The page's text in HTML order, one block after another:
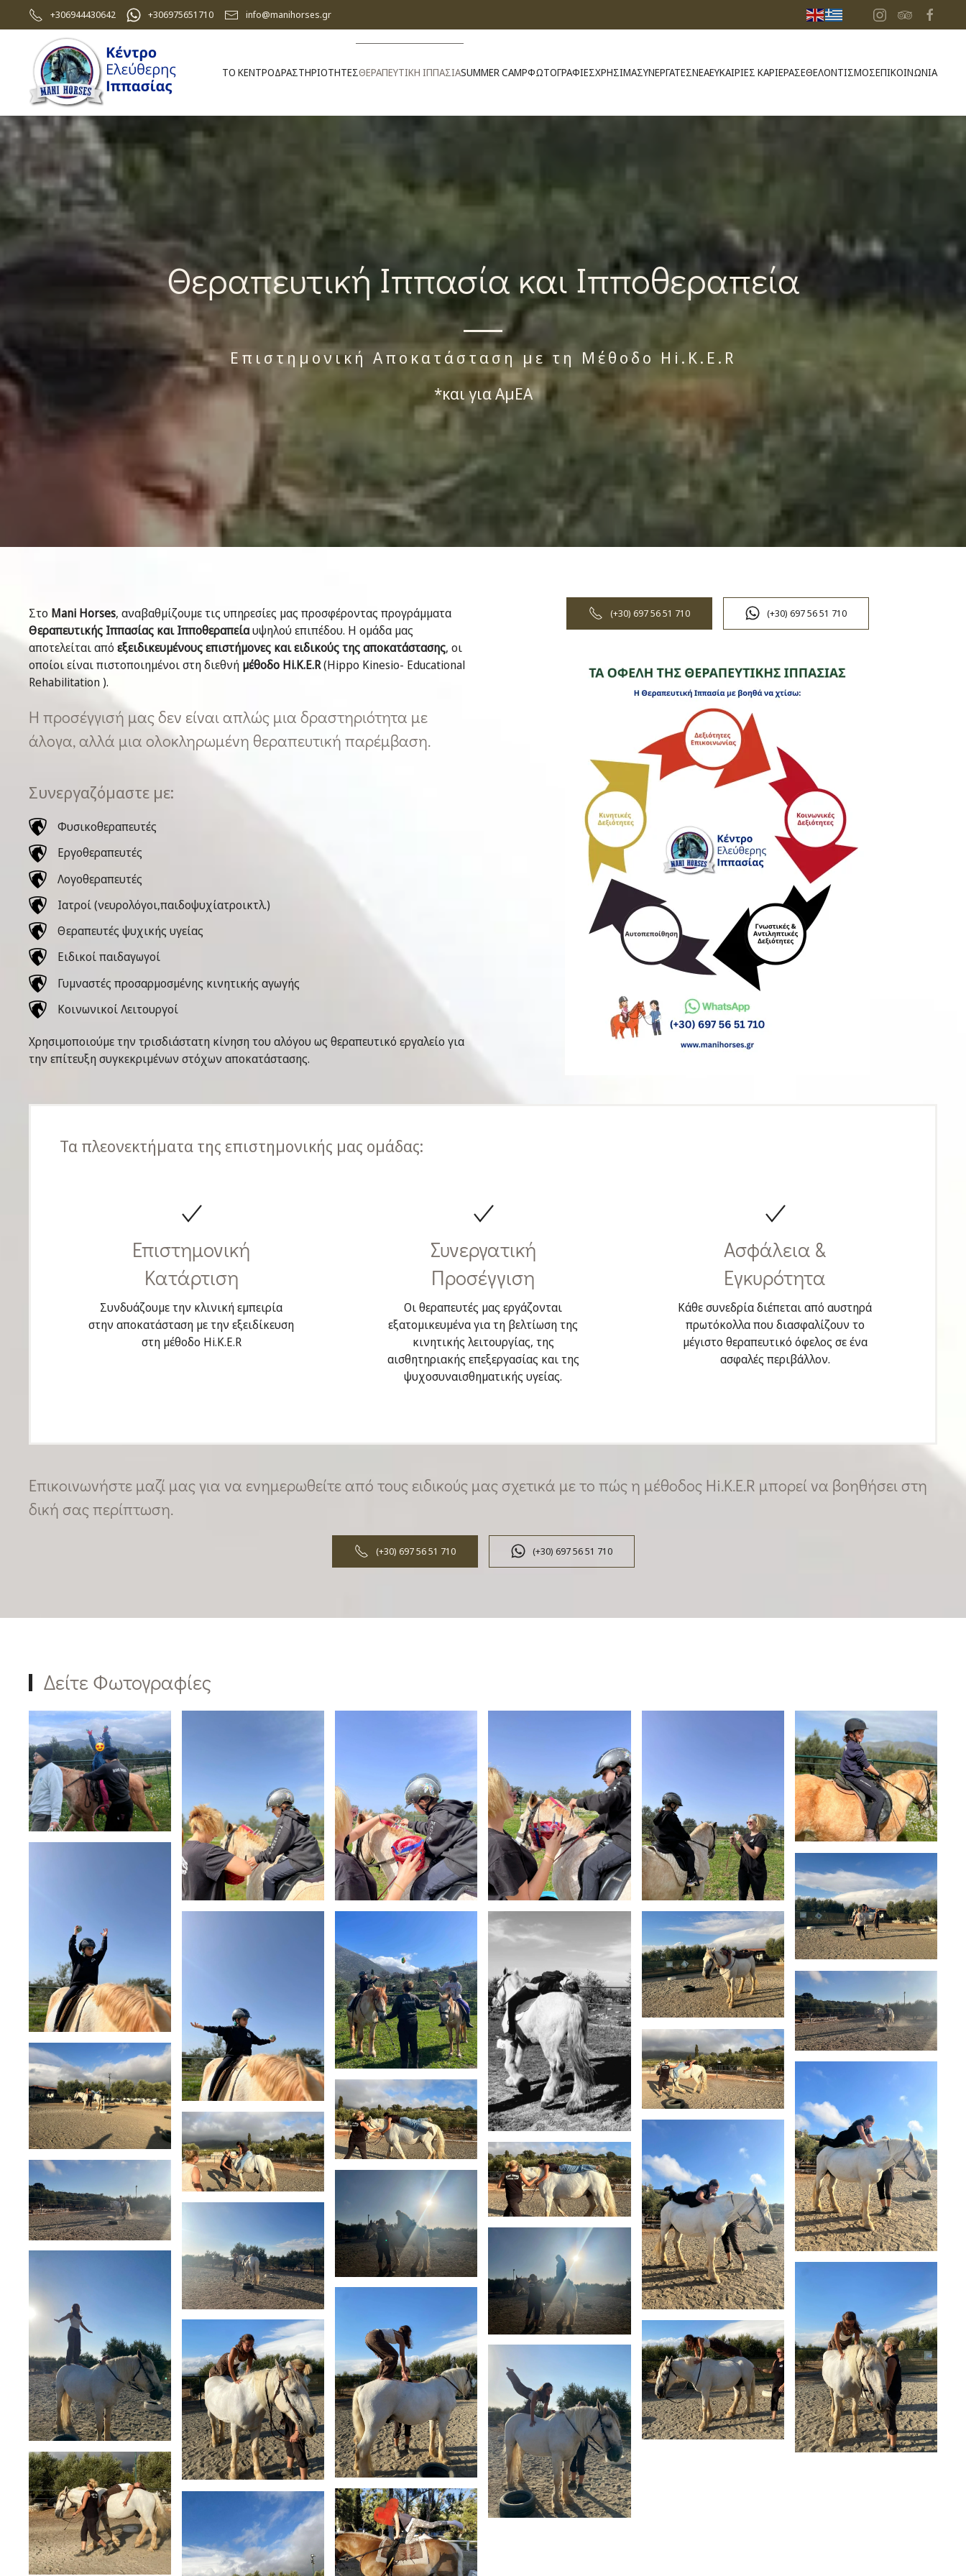
Skip to main content
+306944430642 +306975651710 info@manihorses.gr
ΤΟ ΚΕΝΤΡΟΔΡΑΣΤΗΡΙΟΤΗΤΕΣΘΕΡΑΠΕΥΤΙΚΗ ΙΠΠΑΣΙΑSUMMER CAMPΦΩΤΟΓΡΑΦΙΕΣΧΡΗΣΙΜΑΣΥΝΕΡΓΑΤΕΣΝΕΑΕΥΚΑΙΡΙΕΣ ΚΑΡΙΕΡΑΣΕΘΕΛΟΝΤΙΣΜΟΣΕΠΙΚΟΙΝΩΝΙΑ
Θεραπευτική Ιππασία και Ιπποθεραπεία
Επιστημονική Αποκατάσταση με τη Μέθοδο Hi.K.E.R
*και για ΑμΕΑ
Στο Mani Horses, αναβαθμίζουμε τις υπηρεσίες μας προσφέροντας προγράμματα
Θεραπευτικής Ιππασίας και Ιπποθεραπείαυψηλού επιπέδου. Η ομάδα μας
αποτελείται απόεξειδικευμένους επιστήμονες και ειδικούς της αποκατάστασης, οι
οποίοι είναι πιστοποιημένοι στη διεθνή μέθοδο Hi.K.E.R(Hippo Kinesio- Educational
Rehabilitation ).
Η προσέγγισή μας δεν είναι απλώς μια δραστηριότητα με
άλογα, αλλά μια ολοκληρωμένη θεραπευτική παρέμβαση.
Συνεργαζόμαστε με:
Φυσικοθεραπευτές
Εργοθεραπευτές
Λογοθεραπευτές
Ιατροί (νευρολόγοι,παιδοψυχίατροικτλ.)
Θεραπευτές ψυχικής υγείας
Ειδικοί παιδαγωγοί
Γυμναστές προσαρμοσμένης κινητικής αγωγής
Κοινωνικοί Λειτουργοί
Χρησιμοποιούμε την τρισδιάστατη κίνηση του αλόγου ως θεραπευτικό εργαλείο για
την επίτευξη συγκεκριμένων στόχων αποκατάστασης.
(+30) 697 56 51 710 (+30) 697 56 51 710
Τα πλεονεκτήματα της επιστημονικής μας ομάδας:
Επιστημονική
Κατάρτιση
Συνδυάζουμε την κλινική εμπειρία
στην αποκατάσταση με την εξειδίκευση
στη μέθοδο Hi.K.E.R
Συνεργατική
Προσέγγιση
Οι θεραπευτές μας εργάζονται
εξατομικευμένα για τη βελτίωση της
κινητικής λειτουργίας, της
αισθητηριακής επεξεργασίας και της
ψυχοσυναισθηματικής υγείας.
Ασφάλεια &
Εγκυρότητα
Κάθε συνεδρία διέπεται από αυστηρά
πρωτόκολλα που διασφαλίζουν το
μέγιστο θεραπευτικό όφελος σε ένα
ασφαλές περιβάλλον.
Επικοινωνήστε μαζί μας για να ενημερωθείτε από τους ειδικούς μας σχετικά με το πώς η μέθοδος Hi.K.E.R μπορεί να βοηθήσει στη
δική σας περίπτωση.
(+30) 697 56 51 710 (+30) 697 56 51 710
Δείτε Φωτογραφίες